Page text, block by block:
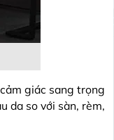
giác sang trọng
da so với sàn, rèm,